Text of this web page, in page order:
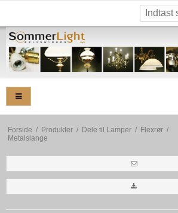
Forside / Produkter / Dele til Lamper / Flexrør /
Metalslange